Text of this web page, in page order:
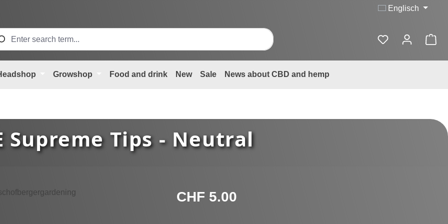
Englisch
Growshop Food and drink New Sale News about CBD and hemp
Supreme Tips - Neutral
Regular price:
CHF 5.00